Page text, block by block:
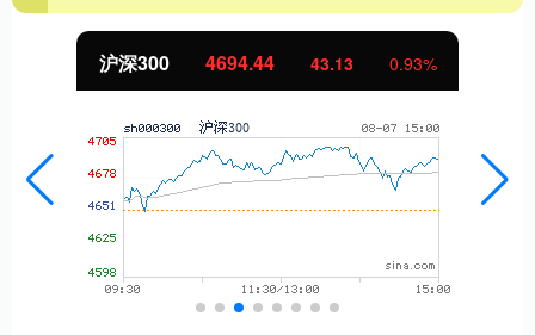
沪深300 4694.44 43.13 0.93%